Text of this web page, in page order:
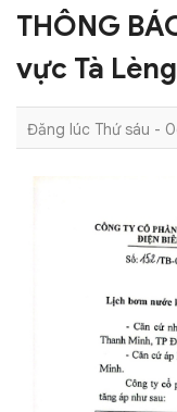
THÔNG
vực Tà
Đăng lúc Thứ sáu -